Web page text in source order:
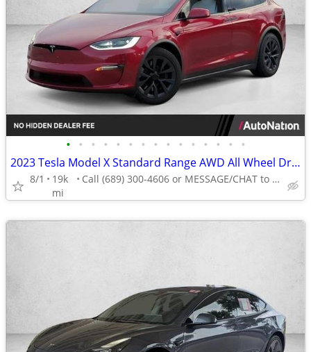
• • • • • • • • • • • • • • •
2023 Tesla Model X Standard Range AWD All Wheel Drive SUV Electric AUTONATION
8/1
19k
mi
Call (689) 300-4606 or MESSAGE/CHAT to confirm availability